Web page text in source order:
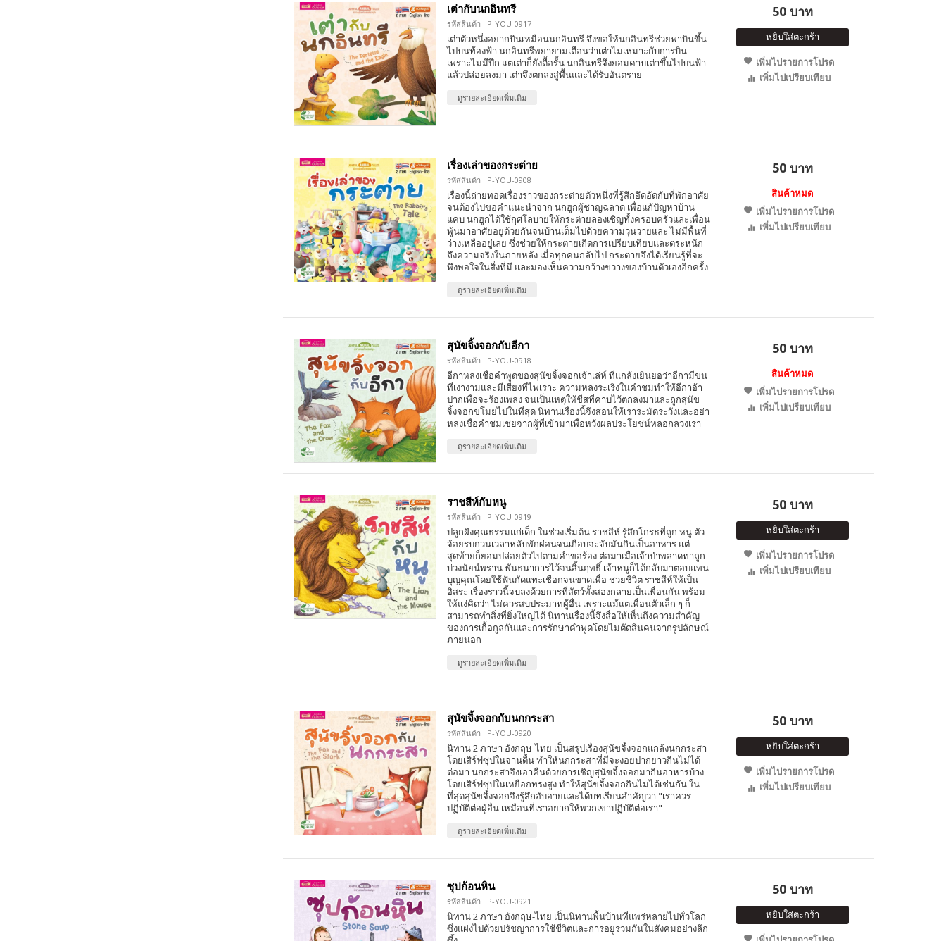
เต่ากับนกอินทรี
รหัสสินค้า : P-YOU-0917
เต่าตัวหนึ่งอยากบินเหมือนนกอินทรี จึงขอให้นกอินทรีช่วยพาบินขึ้น
ไปบนท้องฟ้า นกอินทรีพยายามเตือนว่าเต่าไม่เหมาะกับการบิน
เพราะไม่มีปีก แต่เต่าก็ยังดื้อรั้น นกอินทรีจึงยอมคาบเต่าขึ้นไปบนฟ้า
แล้วปล่อยลงมา เต่าจึงตกลงสู่พื้นและได้รับอันตราย
ดูรายละเอียดเพิ่มเติม
50 บาท
หยิบใส่ตะกร้า
เพิ่มไปรายการโปรด
เพิ่มไปเปรียบเทียบ
เรื่องเล่าของกระต่าย
รหัสสินค้า : P-YOU-0908
เรื่องนี้ถ่ายทอดเรื่องราวของกระต่ายตัวหนึ่งที่รู้สึกอึดอัดกับที่พักอาศัย
จนต้องไปขอคำแนะนำจาก นกฮูกผู้ชาญฉลาด เพื่อแก้ปัญหาบ้าน
แคบ นกฮูกได้ใช้กุศโลบายให้กระต่ายลองเชิญทั้งครอบครัวและเพื่อน
พู้นมาอาศัยอยู่ด้วยกันจนบ้านเต็มไปด้วยความวุ่นวายและ ไม่มีพื้นที่
ว่างเหลืออยู่เลย ซึ่งช่วยให้กระต่ายเกิดการเปรียบเทียบและตระหนัก
ถึงความจริงในภายหลัง เมื่อทุกคนกลับไป กระต่ายจึงได้เรียนรู้ที่จะ
พึงพอใจในสิ่งที่มี และมองเห็นความกว้างขวางของบ้านตัวเองอีกครั้ง
ดูรายละเอียดเพิ่มเติม
50 บาท
สินค้าหมด
เพิ่มไปรายการโปรด
เพิ่มไปเปรียบเทียบ
สุนัขจิ้งจอกกับอีกา
รหัสสินค้า : P-YOU-0918
อีกาหลงเชื่อคำพูดของสุนัขจิ้งจอกเจ้าเล่ห์ ที่แกล้งเยินยอว่าอีกามีขน
ที่เงางามและมีเสียงที่ไพเราะ ความหลงระเริงในคำชมทำให้อีกาอ้า
ปากเพื่อจะร้องเพลง จนเป็นเหตุให้ชีสที่คาบไว้ตกลงมาและถูกสุนัข
จิ้งจอกขโมยไปในที่สุด นิทานเรื่องนี้จึงสอนให้เราระมัดระวังและอย่า
หลงเชื่อคำชมเชยจากผู้ที่เข้ามาเพื่อหวังผลประโยชน์หลอกลวงเรา
ดูรายละเอียดเพิ่มเติม
50 บาท
สินค้าหมด
เพิ่มไปรายการโปรด
เพิ่มไปเปรียบเทียบ
ราชสีห์กับหนู
รหัสสินค้า : P-YOU-0919
ปลูกฝังคุณธรรมแก่เด็ก ในช่วงเริ่มต้น ราชสีห์ รู้สึกโกรธที่ถูก หนู ตัว
จ้อยรบกวนเวลาหลับพักผ่อนจนเกือบจะจับมันกินเป็นอาหาร แต่
สุดท้ายก็ยอมปล่อยตัวไปตามคำขอร้อง ต่อมาเมื่อเจ้าป่าพลาดท่าถูก
บ่วงนัยน์พราน พันธนาการไว้จนสิ้นฤทธิ์ เจ้าหนูก็ได้กลับมาตอบแทน
บุญคุณโดยใช้ฟันกัดแทะเชือกจนขาดเพื่อ ช่วยชีวิต ราชสีห์ให้เป็น
อิสระ เรื่องราวนี้จบลงด้วยการที่สัตว์ทั้งสองกลายเป็นเพื่อนกัน พร้อม
ให้แง่คิดว่า ไม่ควรสบประมาทผู้อื่น เพราะแม้แต่เพื่อนตัวเล็ก ๆ ก็
สามารถทำสิ่งที่ยิ่งใหญ่ได้ นิทานเรื่องนี้จึงสื่อให้เห็นถึงความสำคัญ
ของการเกื้อกูลกันและการรักษาคำพูดโดยไม่ตัดสินคนจากรูปลักษณ์
ภายนอก
ดูรายละเอียดเพิ่มเติม
50 บาท
หยิบใส่ตะกร้า
เพิ่มไปรายการโปรด
เพิ่มไปเปรียบเทียบ
สุนัขจิ้งจอกกับนกกระสา
รหัสสินค้า : P-YOU-0920
นิทาน 2 ภาษา อังกฤษ-ไทย เป็นสรุปเรื่องสุนัขจิ้งจอกแกล้งนกกระสา
โดยเสิร์ฟซุปในจานตื้น ทำให้นกกระสาที่มีจะงอยปากยาวกินไม่ได้
ต่อมา นกกระสาจึงเอาคืนด้วยการเชิญสุนัขจิ้งจอกมากินอาหารบ้าง
โดยเสิร์ฟซุปในเหยือกทรงสูง ทำให้สุนัขจิ้งจอกกินไม่ได้เช่นกัน ใน
ที่สุดสุนัขจิ้งจอกจึงรู้สึกอับอายและได้บทเรียนสำคัญว่า "เราควร
ปฏิบัติต่อผู้อื่น เหมือนที่เราอยากให้พวกเขาปฏิบัติต่อเรา"
ดูรายละเอียดเพิ่มเติม
50 บาท
หยิบใส่ตะกร้า
เพิ่มไปรายการโปรด
เพิ่มไปเปรียบเทียบ
ซุปก้อนหิน
รหัสสินค้า : P-YOU-0921
นิทาน 2 ภาษา อังกฤษ-ไทย เป็นนิทานพื้นบ้านที่แพร่หลายไปทั่วโลก
ซึ่งแฝงไปด้วยปรัชญาการใช้ชีวิตและการอยู่ร่วมกันในสังคมอย่างลึก
50 บาท
หยิบใส่ตะกร้า